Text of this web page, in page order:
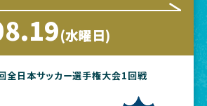
(水曜日)
日本サッカー選手権大会1回戦